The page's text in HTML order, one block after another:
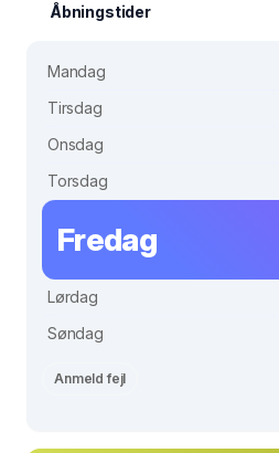
Åbningstider
Mandag
Tirsdag
Onsdag
Torsdag
Fredag
Lørdag
Søndag
Anmeld fejl